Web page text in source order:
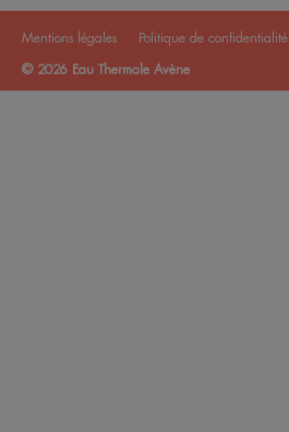
Mentions légales Politique de confidentialité
© 2026 Eau Thermale Avène